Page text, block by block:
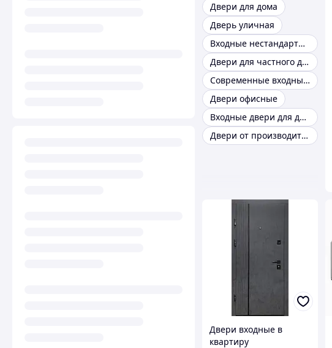
Двери для дома
Дверь уличная
Входные нестандартные двери
Двери для частного дома
Современные входные двери в дом
Двери офисные
Входные двери для дома с терморазрывом
Двери от производителя
Двери входные в
квартиру